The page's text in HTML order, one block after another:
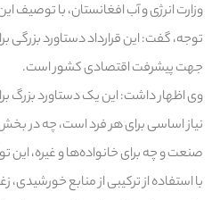
وزارت انرژی و آب افغانستان، با توصیف
توجه، گفت: این قرارداد دستاورد بزرگی
جهت پیشرفت اقتصادی کشور است.
وی اظهار داشت: این یک دستاورد بزرگ
نیاز اساسی برای هر فرد است، چه در
صنعت و چه برای خانواده‌ها و غیره،
با استفاده از ترکیبی از منابع